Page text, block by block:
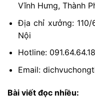
Vĩnh Hưng, Thành
Địa chỉ xưởng:
Nội
Hotline:
Email:
Bài viết đọc nhiều: